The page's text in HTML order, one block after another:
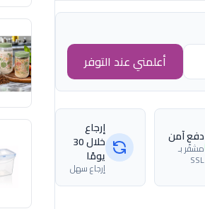
أعلمني عند التوفر
دفع آمن
مشفّر بـ
SSL
إرجاع
خلال 30
يومًا
إرجاع سهل